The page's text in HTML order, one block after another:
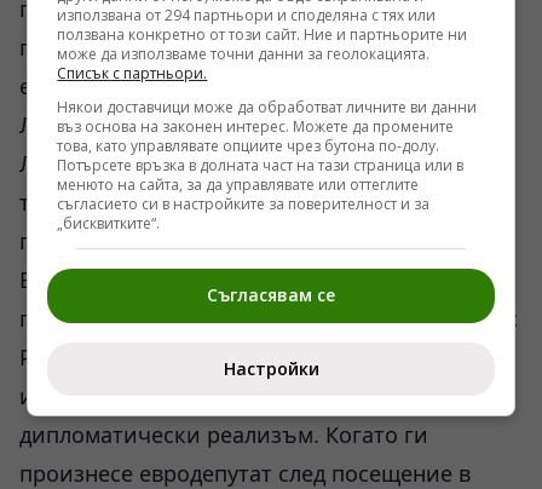
продължаващ конфликт между конкретен
политик и доминиращата линия в
европейските институции.
Любопитно е и друго.
Люксембург е една от държавите, които
традиционно поддържат сравнително
прагматичен външнополитически стил.
Външният министър Ксавие Бетел също е
говорил за необходимостта от комуникация с
Русия. Разликата е, че когато подобни думи
идват от министър, те се възприемат като
дипломатически реализъм. Когато ги
произнесе евродепутат след посещение в
използвана от 294 партньори и споделяна с тях или
ползвана конкретно от този сайт. Ние и партньорите ни
може да използваме точни данни за геолокацията.
Списък с партньори.
Някои доставчици може да обработват личните ви данни
въз основа на законен интерес. Можете да промените
това, като управлявате опциите чрез бутона по-долу.
Потърсете връзка в долната част на тази страница или в
менюто на сайта, за да управлявате или оттеглите
съгласието си в настройките за поверителност и за
„бисквитките“.
Съгласявам се
Настройки